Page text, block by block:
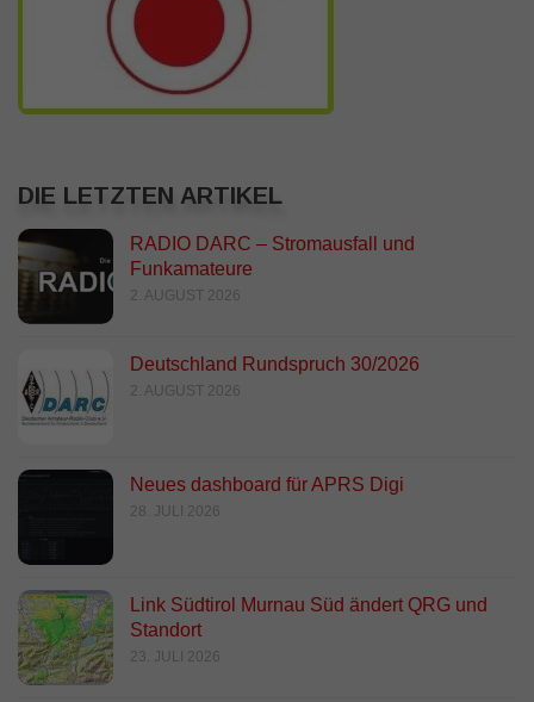
DIE LETZTEN ARTIKEL
RADIO DARC – Stromausfall und
Funkamateure
2. AUGUST 2026
Deutschland Rundspruch 30/2026
2. AUGUST 2026
Neues dashboard für APRS Digi
28. JULI 2026
Link Südtirol Murnau Süd ändert QRG und
Standort
23. JULI 2026